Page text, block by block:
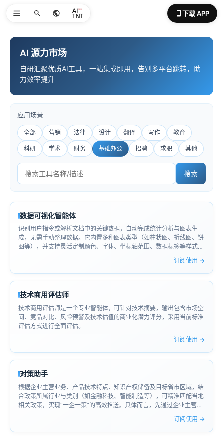
下载 APP
AI 源力市场
自研汇聚优质AI工具，一站集成即用，告别多平台跳转，助
力效率提升
应用场景
全部 营销 法律 设计 翻译 写作 教育
科研 学术 财务 基础办公 招聘 求职 其他
搜索
数据可视化智能体
识别用户指令或解析文档中的关键数据，自动完成统计分析与图表生
成，无需手动整理数据。它内置多种图表类型（如柱状图、折线图、饼
图等），并支持灵活定制颜色、字体、坐标轴范围、数据标签等样式与
参数。用户可根据实际需求随时调整图表细节，确保展示效果贴合业务
场景。借助这一功能，复杂数据得以快速转化为清晰直观的可视化图
形，大幅提升报告、演示或决策支持中的信息传递效率。
订阅使用 →
技术商用评估师
技术商用评估师是一个专业智能体，可针对技术摘要，输出包含市场空
间、竞品对比、风险预警及技术估值的商业化潜力评分，采用当前标准
评估方式进行全面评估。
订阅使用 →
对策助手
根据企业主营业务、产品技术特点、知识产权储备及目标省市区域，结
合政策所属行业与类别（如金融科技、智能制造等），可精准匹配当地
相关政策，实现“一企一策”的高效推送。具体而言，先通过企业主营业
务明确其所属产业链环节，再依据核心产品的技术领域匹配对应的专项
支持方向，结合知识产权情况评估其创新资质，最后聚焦目标省市（如
上海闵行）在特定领域（如人工智能、软件信息）的扶持重点，输出研
订阅使用 →